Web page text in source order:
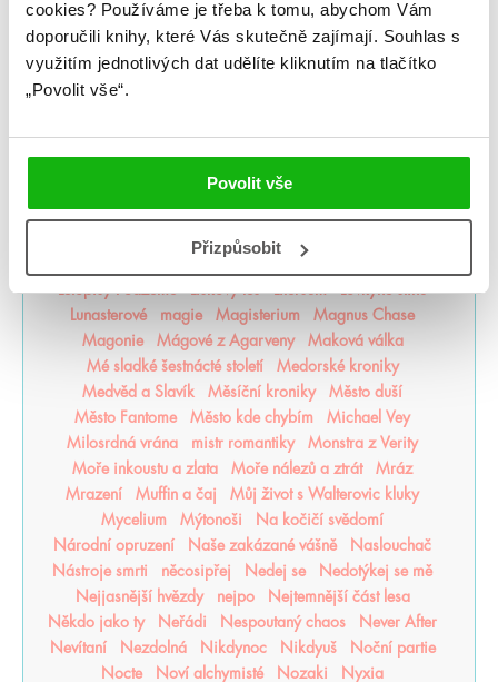
cookies? Používáme je třeba k tomu, abychom Vám
doporučili knihy, které Vás skutečně zajímají. Souhlas s
využitím jednotlivých dat udělíte kliknutím na tlačítko
„Povolit vše“.
Povolit vše
Přizpůsobit
Kovářka osudů Král pastýř Královské rody
království
Království lotosu
Království prohnilých
Krásky
Krev a čaj
Křiváci
Kronika Cartera Kanea
Kroniky Černé čarodějky
Kroniky Pozůstalých
Kroniky prachu
Krutý princ
Krvavá cesta
Krvavý lístek
Krycí jméno Verity
které jsem milovala
Láska mezi řádky
Láska ve střihu cosplaye
Laskavý jed
Lea Honor
Legendy Thezmarru
Lunasterové
magie Magisterium
Magnus Chase
Magonie
Mágové z Agarveny
Maková válka
Mé sladké šestnácté století
Medorské kroniky
Medvěd a Slavík
Měsíční kroniky
Město duší
Město Fantome
Město kde chybím
Michael Vey
Milosrdná vrána
mistr romantiky
Monstra z Verity
Moře inkoustu a zlata
Moře nálezů a ztrát
Mráz
Mrazení
Muffin a čaj
Můj život s Walterovic kluky
Mycelium
Mýtonoši
Na kočičí svědomí
Národní opruzení
Naše zakázané vášně
Naslouchač
Nástroje smrti
něcosipřej Nedej se
Nedotýkej se mě
Nejjasnější hvězdy
nejpo
Nejtemnější část lesa
Někdo jako ty
Neřádi Nespoutaný chaos
Never After
Nevítaní
Nezdolná Nikdynoc Nikdyuš
Noční partie
Nocte
Noví alchymisté Nozaki
Nyxia